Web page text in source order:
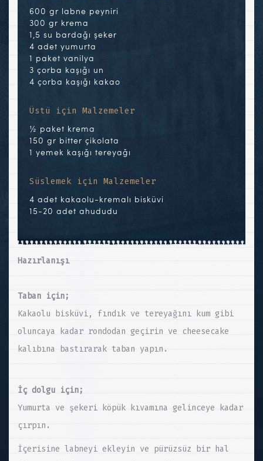
600 gr labne peyniri
300 gr krema
1,5 su bardağı şeker
4 adet yumurta
1 paket vanilya
3 çorba kaşığı un
4 çorba kaşığı kakao
Üstü için Malzemeler
½ paket krema
150 gr bitter çikolata
1 yemek kaşığı tereyağı
Süslemek için Malzemeler
4 adet kakaolu-kremalı bisküvi
15-20 adet ahududu
Hazırlanışı
Taban için;
Kakaolu bisküvi, fındık ve tereyağını kum gibi
oluncaya kadar rondodan geçirin ve cheesecake
kalıbına bastırarak taban yapın.
İç dolgu için;
Yumurta ve şekeri köpük kıvamına gelinceye kadar
çırpın.
İçerisine labneyi ekleyin ve pürüzsüz bir hal